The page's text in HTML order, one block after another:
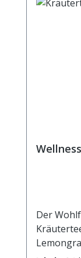
Der